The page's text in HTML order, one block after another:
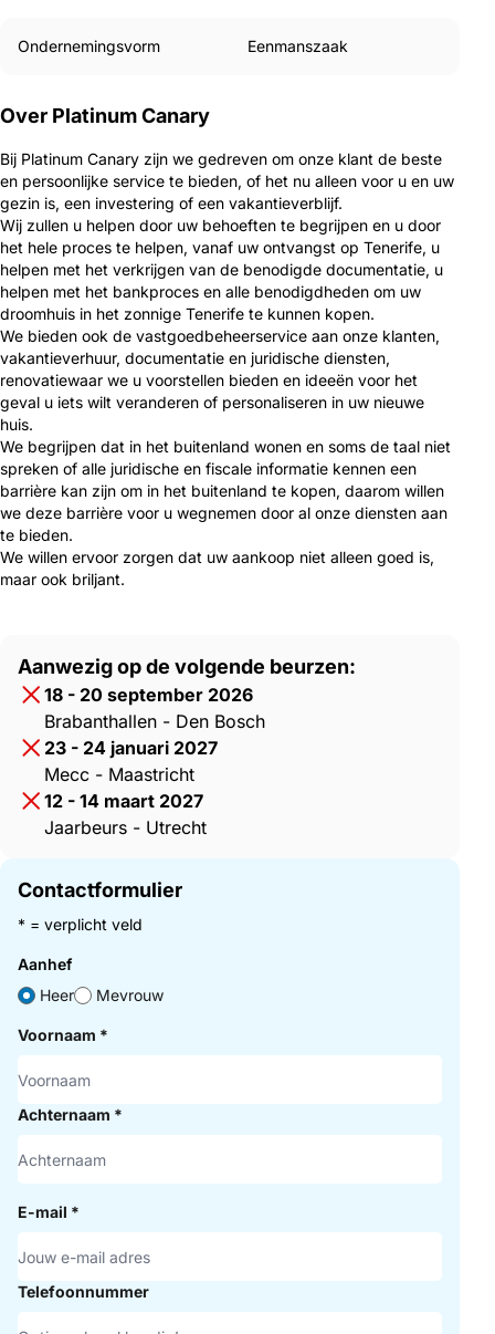
Ondernemingsvorm Eenmanszaak
Over Platinum Canary
Bij Platinum Canary zijn we gedreven om onze klant de beste
en persoonlijke service te bieden, of het nu alleen voor u en uw
gezin is, een investering of een vakantieverblijf.
Wij zullen u helpen door uw behoeften te begrijpen en u door
het hele proces te helpen, vanaf uw ontvangst op Tenerife, u
helpen met het verkrijgen van de benodigde documentatie, u
helpen met het bankproces en alle benodigdheden om uw
droomhuis in het zonnige Tenerife te kunnen kopen.
We bieden ook de vastgoedbeheerservice aan onze klanten,
vakantieverhuur, documentatie en juridische diensten,
renovatiewaar we u voorstellen bieden en ideeën voor het
geval u iets wilt veranderen of personaliseren in uw nieuwe
huis.
We begrijpen dat in het buitenland wonen en soms de taal niet
spreken of alle juridische en fiscale informatie kennen een
barrière kan zijn om in het buitenland te kopen, daarom willen
we deze barrière voor u wegnemen door al onze diensten aan
te bieden.
We willen ervoor zorgen dat uw aankoop niet alleen goed is,
maar ook briljant.
Aanwezig op de volgende beurzen:
18 - 20 september 2026
Brabanthallen - Den Bosch
23 - 24 januari 2027
Mecc - Maastricht
12 - 14 maart 2027
Jaarbeurs - Utrecht
Contactformulier
* = verplicht veld
Aanhef
Heer
Mevrouw
Voornaam *
Achternaam *
E-mail *
Telefoonnummer